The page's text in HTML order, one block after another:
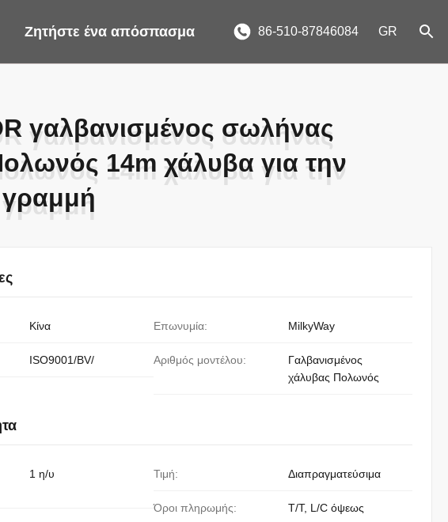
Ζητήστε ένα απόσπασμα 86-510-87846084 GR
γαλβανισμένος σωλήνας
14m χάλυβα για την
γραμμή
γαλβανισμένος σωλήνας
14m χάλυβα για την
γραμμή
Κίνα Επωνυμία: MilkyWay
ISO9001/BV/ Αριθμός μοντέλου:
Γαλβανισμένος
χάλυβας Πολωνός
1 η/υ Τιμή: Διαπραγματεύσιμα
Όροι πληρωμής: T/T, L/C όψεως